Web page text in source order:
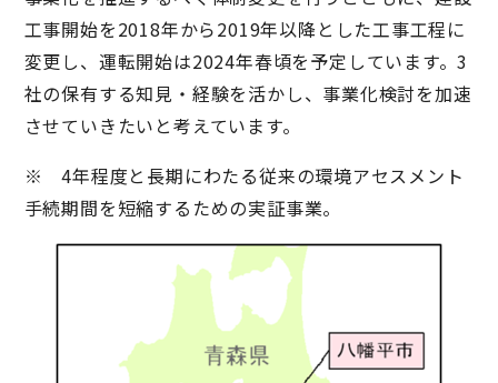
工事開始を2018年から2019年以降とした工事工程に
変更し、運転開始は2024年春頃を予定しています。3
社の保有する知見・経験を活かし、事業化検討を加速
させていきたいと考えています。
※ 4年程度と長期にわたる従来の環境アセスメント
手続期間を短縮するための実証事業。